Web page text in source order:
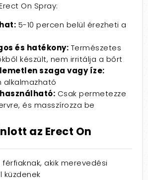
On Spray:
5-10 percen belül érezheti a
és hatékony: Természetes
készült, nem irritálja a bőrt
szaga vagy íze:
alkalmazható
Csak permetezze
és masszírozza be
az Erect On
férfiaknak, akik merevedési
küzdenek